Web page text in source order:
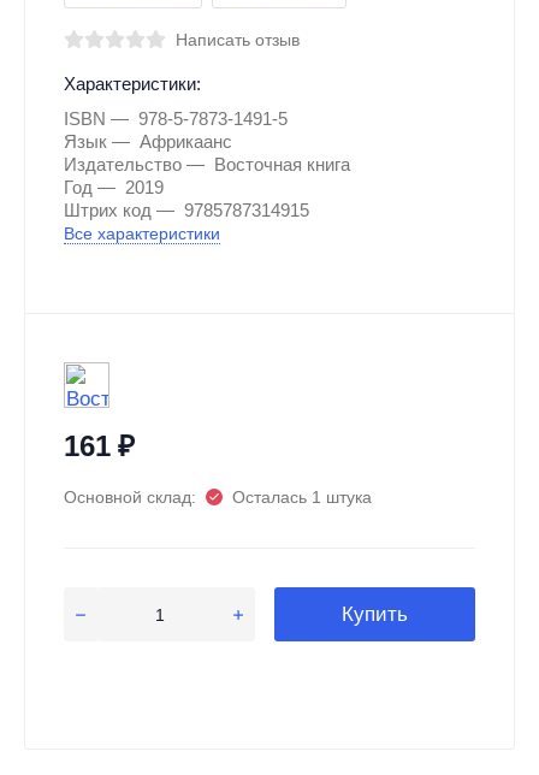
Написать отзыв
Характеристики:
ISBN
978-5-7873-1491-5
Язык
Африкаанс
Издательство
Восточная книга
Год
2019
Штрих код
9785787314915
Все характеристики
161₽
Основной склад: Осталась 1 штука
Купить